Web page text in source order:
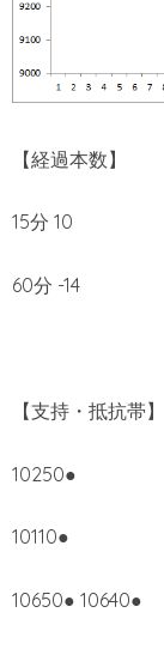
【経過本数】
15分 10
60分 -14
【支持・抵抗帯】
10250●
10110●
10650● 10640●